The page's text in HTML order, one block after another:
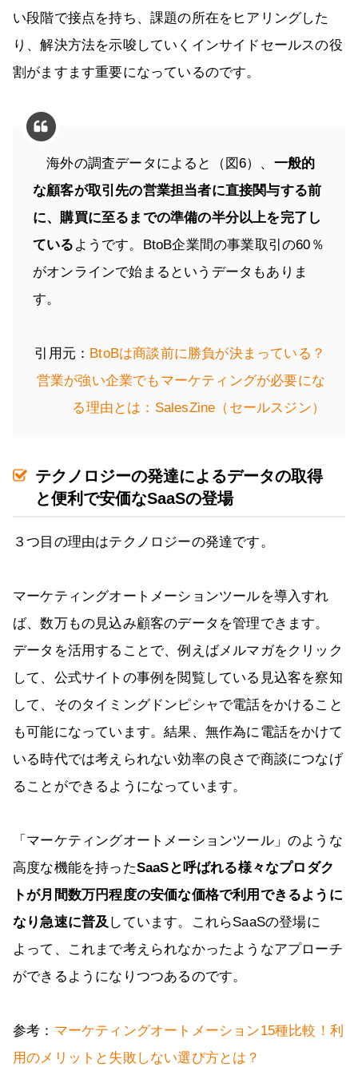
い段階で接点を持ち、課題の所在をヒアリングした
り、解決方法を示唆していくインサイドセールスの役
割がますます重要になっているのです。
海外の調査データによると（図6）、 一般的
な顧客が取引先の営業担当者に直接関与する前
に、購買に至るまでの準備の半分以上を完了し
ている ようです。BtoB企業間の事業取引の60％
がオンラインで始まるというデータもありま
す。
引用元： BtoBは商談前に勝負が決まっている？
営業が強い企業でもマーケティングが必要にな
る理由とは：SalesZine（セールスジン）
テクノロジーの発達によるデータの取得
と便利で安価なSaaSの登場
３つ目の理由はテクノロジーの発達です。
マーケティングオートメーションツールを導入すれ
ば、数万もの見込み顧客のデータを管理できます。
データを活用することで、例えばメルマガをクリック
して、公式サイトの事例を閲覧している見込客を察知
して、そのタイミングドンピシャで電話をかけること
も可能になっています。結果、無作為に電話をかけて
いる時代では考えられない効率の良さで商談につなげ
ることができるようになっています。
「マーケティングオートメーションツール」のような
高度な機能を持ったSaaSと呼ばれる様々なプロダク
トが月間数万円程度の安価な価格で利用できるように
なり急速に普及 しています。これらSaaSの登場に
よって、これまで考えられなかったようなアプローチ
ができるようになりつつあるのです。
参考： マーケティングオートメーション15種比較！利
用のメリットと失敗しない選び方とは？